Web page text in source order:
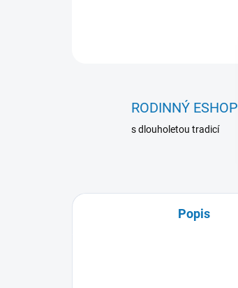
RODINNÝ ESHOP
s dlouholetou tradicí
Popis